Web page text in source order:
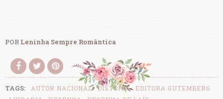
POR Leninha Sempre Romântica
TAGS: AUTOR NACIONAL DISTOPIA
EDITORA GUTEMBERG